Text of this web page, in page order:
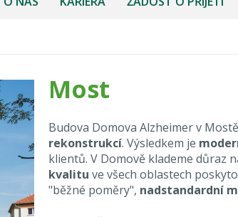
Most
Budova Domova Alzheimer v
rekonstrukcí. Výsledkem je
klientů. V Domově klademe důraz
kvalitu ve všech oblastech
"běžné poměry", nadstandardní